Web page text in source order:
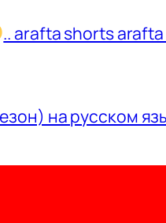
.. arafta shorts
на русском